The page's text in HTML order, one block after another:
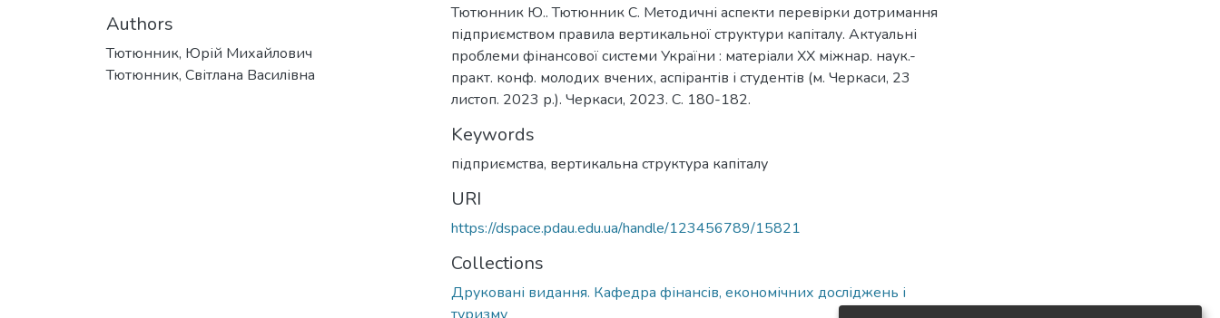
Authors
Тютюнник, Юрій Михайлович
Тютюнник, Світлана Василівна
Тютюнник Ю.. Тютюнник С. Методичні аспекти перевірки дотримання
підприємством правила вертикальної структури капіталу. Актуальні
проблеми фінансової системи України : матеріали XХ міжнар. наук.-
практ. конф. молодих вчених, аспірантів і студентів (м. Черкаси, 23
листоп. 2023 р.). Черкаси, 2023. С. 180-182.
Keywords
підприємства, вертикальна структура капіталу
URI
https://dspace.pdau.edu.ua/handle/123456789/15821
Collections
Друковані видання. Кафедра фінансів, економічних досліджень і